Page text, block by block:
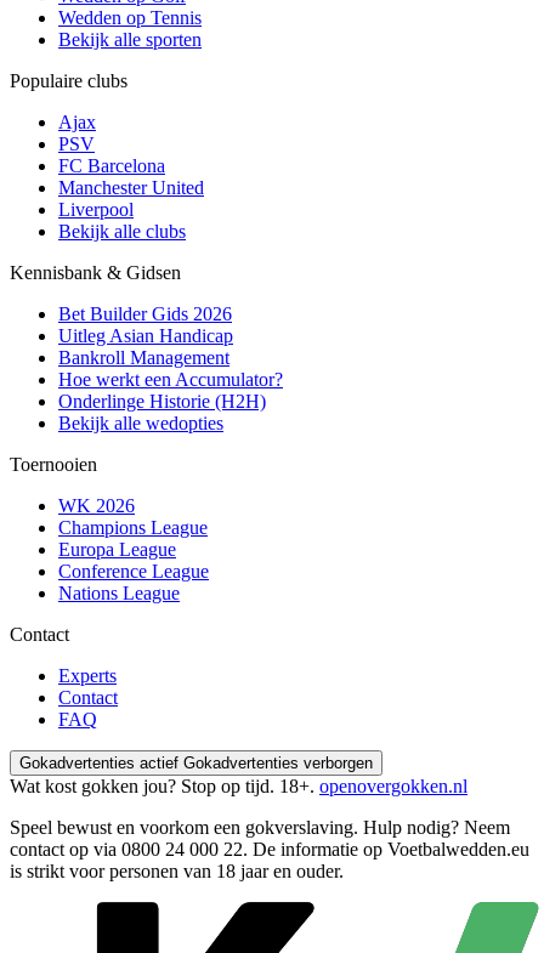
Wedden op Tennis
Bekijk alle sporten
Populaire clubs
Ajax
PSV
FC Barcelona
Manchester United
Liverpool
Bekijk alle clubs
Kennisbank & Gidsen
Bet Builder Gids 2026
Uitleg Asian Handicap
Bankroll Management
Hoe werkt een Accumulator?
Onderlinge Historie (H2H)
Bekijk alle wedopties
Toernooien
WK 2026
Champions League
Europa League
Conference League
Nations League
Contact
Experts
Contact
FAQ
Gokadvertenties actief Gokadvertenties verborgen
Wat kost gokken jou? Stop op tijd. 18+. openovergokken.nl
Speel bewust en voorkom een gokverslaving. Hulp nodig? Neem
contact op via 0800 24 000 22. De informatie op Voetbalwedden.eu
is strikt voor personen van 18 jaar en ouder.